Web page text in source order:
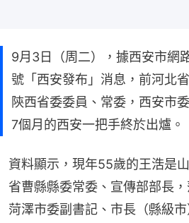
9月3日（周二），據西安市網
號「西安發布」消息，前河北
陝西省委委員、常委，西安市
7個月的西安一把手終於出爐。
資料顯示，現年55歲的王浩是
省曹縣縣委常委、宣傳部部長
菏澤市委副書記、市長（縣級